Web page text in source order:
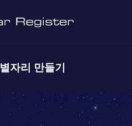
별자리 만들기